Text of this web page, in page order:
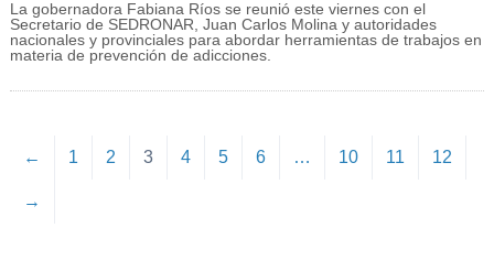
La gobernadora Fabiana Ríos se reunió este viernes con el
Secretario de SEDRONAR, Juan Carlos Molina y autoridades
nacionales y provinciales para abordar herramientas de trabajos en
materia de prevención de adicciones.
← 1 2 3 4 5 6 … 10 11 12
→